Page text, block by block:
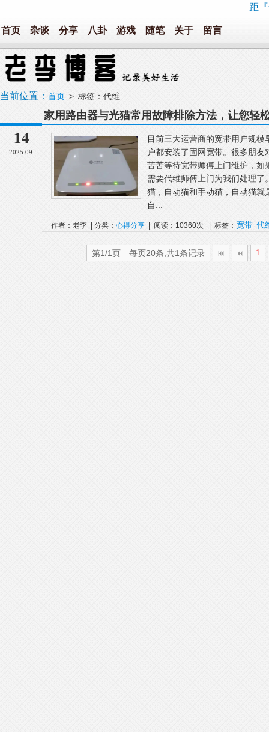
距
首页 杂谈 分享 八卦 游戏 随笔 关于 留言
当前位置： 首页 > 标签：代维
14
2025.09
家用路由器与光猫常用故障排除方法，让您轻
目前三大运营商的宽带用户规
户都安装了固网宽带。很多朋
苦苦等待宽带师傅上门维护，
需要代维师傅上门为我们处理
猫，自动猫和手动猫，自动猫
自...
作者：老李 | 分类： 心得分享 | 阅读：10360次 | 标签： 宽带 代
第1/1页 每页20条,共1条记录 1